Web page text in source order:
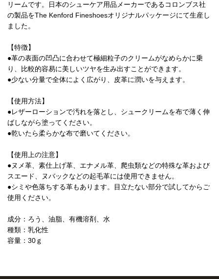
リームです。日本のシューケア用品メーカーであるコロンブス社
の製品をThe Kenford Fineshoesオリジナルパッケージにて生産し
ました。
【特徴】
●革の表面の凹凸に合わせて極細粒子のクリームがなめらかに乗
り、比較的容易に美しいツヤを生み出すことができます。
●少ない分量で全体によく広がり、皮革に潤いを与えます。
【使用方法】
●レザーローションで汚れを落とし、シュークリームを布で薄く伸
ばしながら塗ってください。
●乾いたら柔らかな布で磨いてください。
【使用上の注意】
●ヌメ革、素仕上げ革、エナメル革、爬虫類などの特殊な革および
スエード、ヌバックなどの起毛革には使用できません。
●シミや色落ちする革もあります。目立たない部分で試してからご
使用ください。
成分：ろう、油脂、有機溶剤、水
種類：乳化性
容量：30ｇ